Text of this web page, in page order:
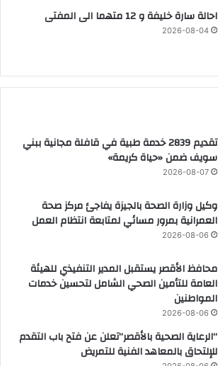
احالة سارة خليفة و 12 متهما الى المفتى
2026-08-04
تقديم 2839 خدمة طبية في قافلة مجانية ببني
سويف ضمن «حياة كريمة»
2026-08-07
وكيل وزارة الصحة بالجيزة يفاجئ مركز صحة
العمرانية بمرور مسائي لمتابعة انتظام العمل
2026-08-06
محافظ الأقصر يستقبل المدير التنفيذي للهيئة
العامة للتأمين الصحي الشامل لتحسين خدمات
المواطنين
2026-08-06
“الرعاية الصحية بالأقصر”تعلن عن فتح باب التقدم
للإلتحاق بالمعاهد الفنية للتمريض